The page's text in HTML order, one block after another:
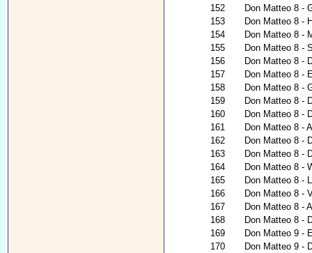
152
Don Matteo 8 -
153
Don Matteo 8 -
154
Don Matteo 8 -
155
Don Matteo 8 -
156
Don Matteo 8 -
157
Don Matteo 8 -
158
Don Matteo 8 -
159
Don Matteo 8 -
160
Don Matteo 8 -
161
Don Matteo 8 -
162
Don Matteo 8 -
163
Don Matteo 8 -
164
Don Matteo 8 -
165
Don Matteo 8 -
166
Don Matteo 8 -
167
Don Matteo 8 -
168
Don Matteo 8 -
169
Don Matteo 9 -
170
Don Matteo 9 -